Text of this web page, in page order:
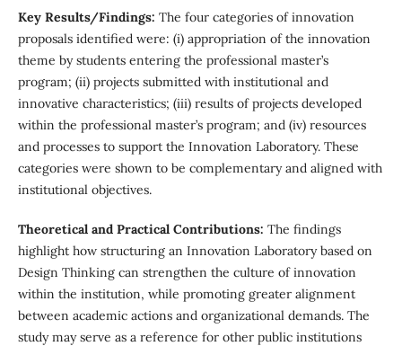
Key Results/Findings: The four categories of innovation
proposals identified were: (i) appropriation of the innovation
theme by students entering the professional master’s
program; (ii) projects submitted with institutional and
innovative characteristics; (iii) results of projects developed
within the professional master’s program; and (iv) resources
and processes to support the Innovation Laboratory. These
categories were shown to be complementary and aligned with
institutional objectives.
Theoretical and Practical Contributions: The findings
highlight how structuring an Innovation Laboratory based on
Design Thinking can strengthen the culture of innovation
within the institution, while promoting greater alignment
between academic actions and organizational demands. The
study may serve as a reference for other public institutions